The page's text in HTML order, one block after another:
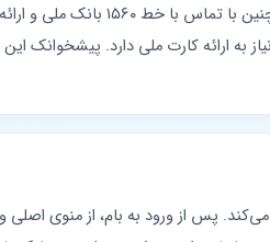
در سامانه بام، پس از ورود با رمز عبور، از بخش «کارت‌ها» می‌توان
ارائه کارت ملی دارد. پیشخوانک این
پس از ورود به بام، از منوی